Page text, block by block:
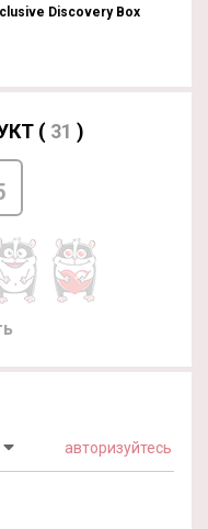
Discovery Box
( 31 )
авторизуйтесь